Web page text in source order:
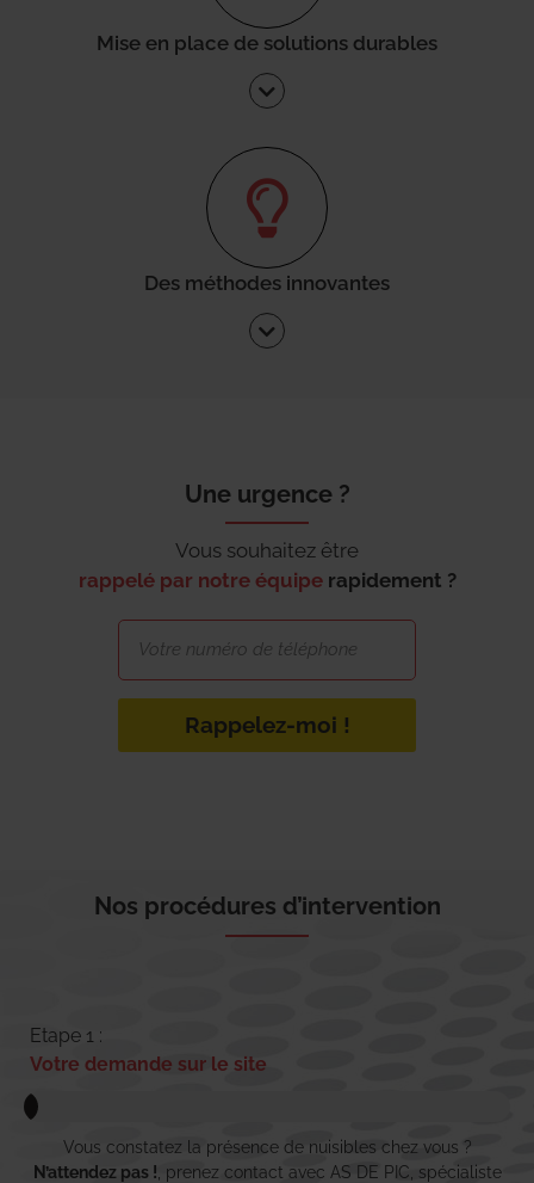
Mise en place de solutions durables
Des méthodes innovantes
Une urgence ?
Vous souhaitez être
rappelé par notre équipe rapidement ?
Rappelez-moi !
Nos procédures d’intervention
Etape 1 :
Votre demande sur le site
Vous constatez la présence de nuisibles chez vous ?
N’attendez pas ! , prenez contact avec AS DE PIC, spécialiste